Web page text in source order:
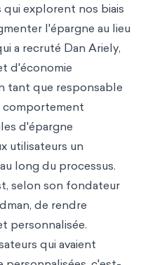
explorent nos biais
l'épargne au lieu
a recruté Dan Ariely,
d'économie
tant que responsable
comportement
d'épargne
utilisateurs un
long du processus.
selon son fondateur
de rendre
personnalisée.
qui avaient